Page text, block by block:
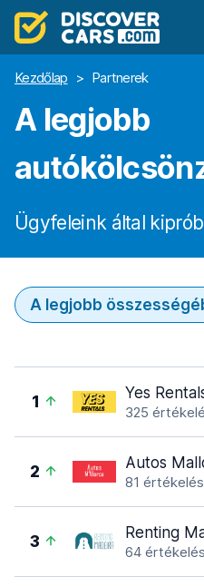
Kezdőlap > Partnerek
A legjobb
Ügyfeleink által
A legjobb
1 Yes
325
2 Autos
81 értékelés
3 Renting
64 értékelés